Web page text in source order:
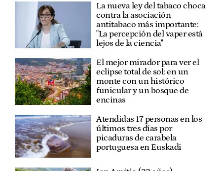
La nueva ley del tabaco choca
contra la asociación
antitabaco más importante:
"La percepción del vaper está
lejos de la ciencia"
El mejor mirador para ver el
eclipse total de sol: en un
monte con un histórico
funicular y un bosque de
encinas
Atendidas 17 personas en los
últimos tres días por
picaduras de carabela
portuguesa en Euskadi